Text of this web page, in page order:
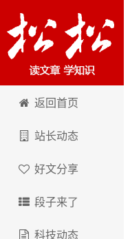
卢松松博客
返回首页
站长动态
好文分享
段子来了
科技动态